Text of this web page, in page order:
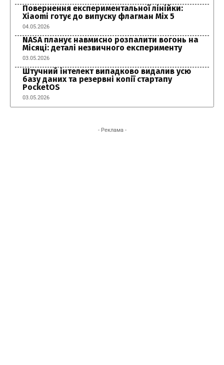
Повернення експериментальної лінійки:
Xiaomi готує до випуску флагман Mix 5
04.05.2026
NASA планує навмисно розпалити вогонь на
Місяці: деталі незвичного експерименту
03.05.2026
Штучний інтелект випадково видалив усю
базу даних та резервні копії стартапу
PocketOS
03.05.2026
- Реклама -